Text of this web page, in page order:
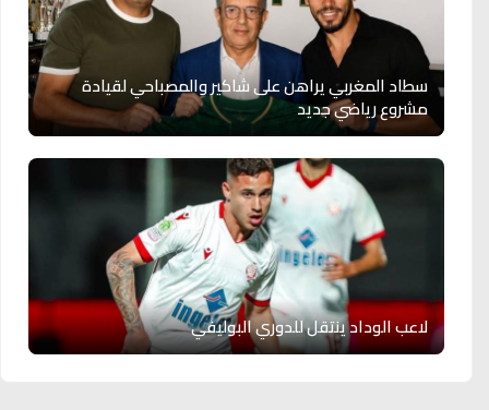
سطاد المغربي يراهن على شاكير والمصباحي لقيادة
مشروع رياضي جديد
لاعب الوداد ينتقل للدوري البوليفي